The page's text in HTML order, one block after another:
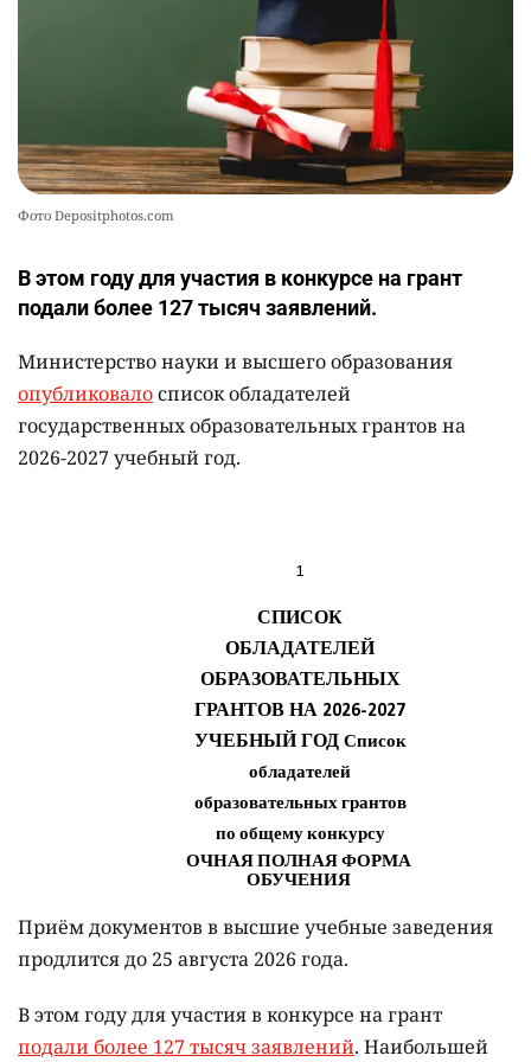
содержание некоторых предметов
19
Фото Depositphotos.com
В этом году для участия в конкурсе на грант
подали более 127 тысяч заявлений.
Министерство науки и высшего образования
опубликовалосписок обладателей
государственных образовательных грантов на
2026-2027 учебный год.
Приём документов в высшие учебные заведения
продлится до 25 августа 2026 года.
В этом году для участия в конкурсе на грант
подали более 127 тысяч заявлений. Наибольшей